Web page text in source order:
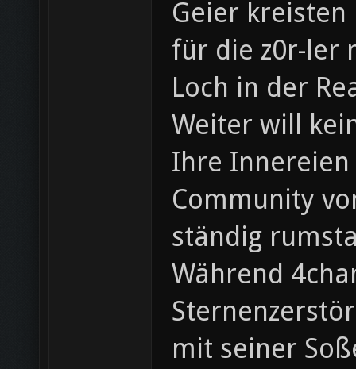
Geier
für die z0r-ler
Loch in der
Weiter will
Ihre Innereien
Community
ständig
Während
mit seiner